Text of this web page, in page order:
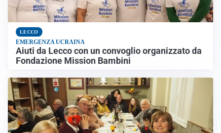
LECCO
EMERGENZA UCRAINA
Aiuti da Lecco con un convoglio organizzato da
Fondazione Mission Bambini